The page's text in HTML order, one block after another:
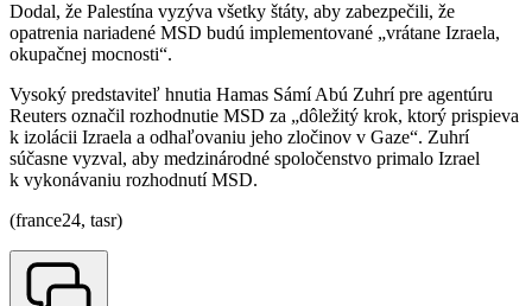
Dodal, že Palestína vyzýva všetky štáty, aby zabezpečili, že
opatrenia nariadené MSD budú implementované „vrátane Izraela,
okupačnej mocnosti“.
Vysoký predstaviteľ hnutia Hamas Sámí Abú Zuhrí pre agentúru
Reuters označil rozhodnutie MSD za „dôležitý krok, ktorý prispieva
k izolácii Izraela a odhaľovaniu jeho zločinov v Gaze“. Zuhrí
súčasne vyzval, aby medzinárodné spoločenstvo primalo Izrael
k vykonávaniu rozhodnutí MSD.
(france24, tasr)